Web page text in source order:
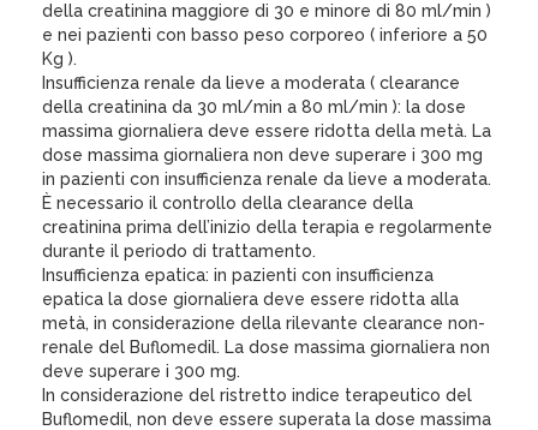
della creatinina maggiore di 30 e minore di 80 ml/min )
e nei pazienti con basso peso corporeo ( inferiore a 50
Kg ).
Insufficienza renale da lieve a moderata ( clearance
della creatinina da 30 ml/min a 80 ml/min ): la dose
massima giornaliera deve essere ridotta della metà. La
dose massima giornaliera non deve superare i 300 mg
in pazienti con insufficienza renale da lieve a moderata.
È necessario il controllo della clearance della
creatinina prima dell’inizio della terapia e regolarmente
durante il periodo di trattamento.
Insufficienza epatica: in pazienti con insufficienza
epatica la dose giornaliera deve essere ridotta alla
metà, in considerazione della rilevante clearance non-
renale del Buflomedil. La dose massima giornaliera non
deve superare i 300 mg.
In considerazione del ristretto indice terapeutico del
Buflomedil, non deve essere superata la dose massima